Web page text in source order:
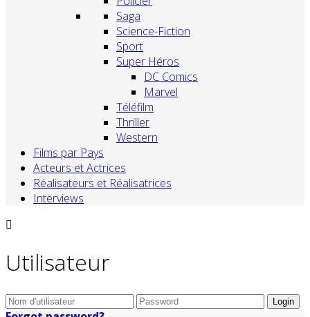
Saga
Science-Fiction
Sport
Super Héros
DC Comics
Marvel
Téléfilm
Thriller
Western
Films par Pays
Acteurs et Actrices
Réalisateurs et Réalisatrices
Interviews
Utilisateur